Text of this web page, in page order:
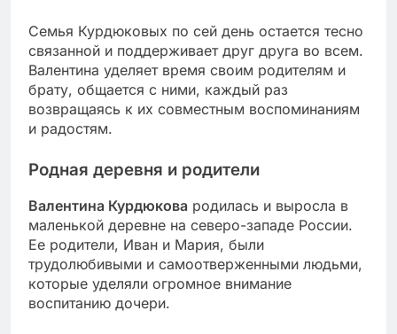
Семья Курдюковых по сей день остается тесно
связанной и поддерживает друг друга во всем.
Валентина уделяет время своим родителям и
брату, общается с ними, каждый раз
возвращаясь к их совместным воспоминаниям
и радостям.
Родная деревня и родители
Валентина Курдюкова родилась и выросла в
маленькой деревне на северо-западе России.
Ее родители, Иван и Мария, были
трудолюбивыми и самоотверженными людьми,
которые уделяли огромное внимание
воспитанию дочери.